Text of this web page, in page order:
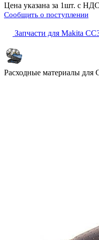
Цена указана за 1шт. с
Сообщить о поступлении
Запчасти для Makita
Расходные материалы для